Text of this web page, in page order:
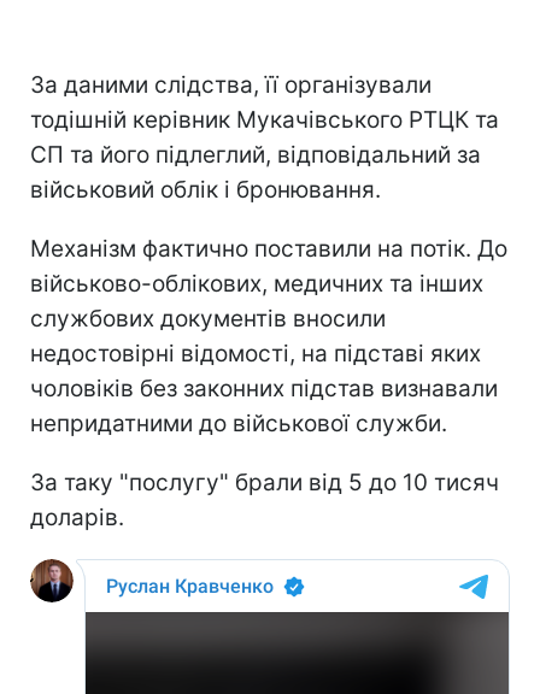
За даними слідства, її організували
тодішній керівник Мукачівського РТЦК та
СП та його підлеглий, відповідальний за
військовий облік і бронювання.
Механізм фактично поставили на потік. До
військово-облікових, медичних та інших
службових документів вносили
недостовірні відомості, на підставі яких
чоловіків без законних підстав визнавали
непридатними до військової служби.
За таку "послугу" брали від 5 до 10 тисяч
доларів.